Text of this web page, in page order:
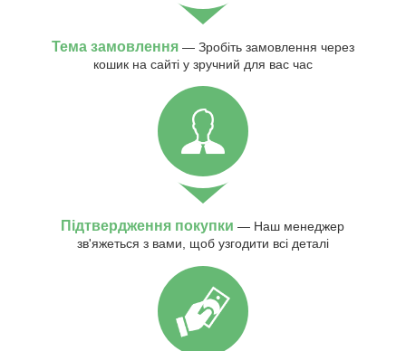
Тема замовлення— Зробіть замовлення через
кошик на сайті у зручний для вас час
Підтвердження покупки — Наш менеджер
зв'яжеться з вами, щоб узгодити всі деталі